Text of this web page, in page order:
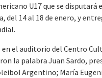
U17 que se disputará
del 14 al 18 de enero, y
el auditorio del Centro
la palabra Juan Sardo,
Argentino; María